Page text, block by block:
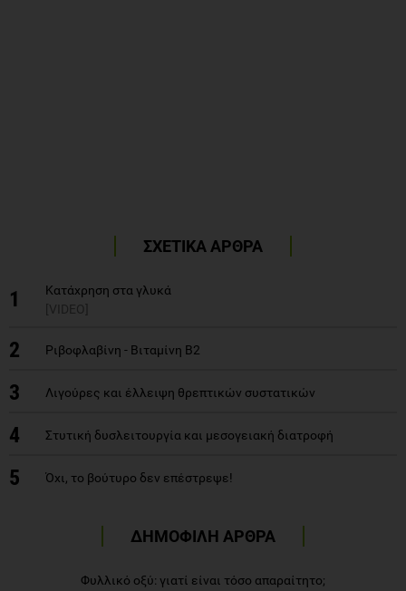
ΣΧΕΤΙΚΑ ΑΡΘΡΑ
1
Κατάχρηση στα γλυκά
[VIDEO]
2 Ριβοφλαβίνη - Βιταμίνη Β2
3 Λιγούρες και έλλειψη θρεπτικών συστατικών
4 Στυτική δυσλειτουργία και μεσογειακή διατροφή
5 Όχι, το βούτυρο δεν επέστρεψε!
ΔΗΜΟΦΙΛΗ ΑΡΘΡΑ
Φυλλικό οξύ: γιατί είναι τόσο απαραίτητο;